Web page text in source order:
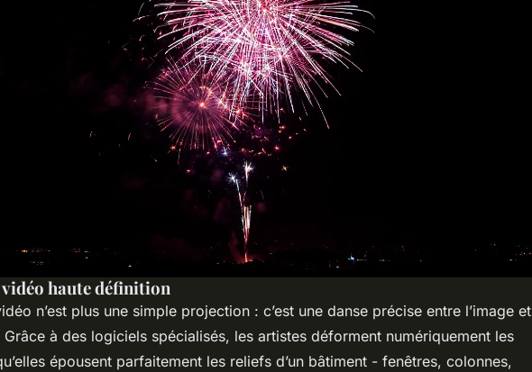
haute définition
n’est plus une simple projection : c’est une danse précise entre l’image et
Grâce à des logiciels spécialisés, les artistes déforment numériquement les
épousent parfaitement les reliefs d’un bâtiment - fenêtres, colonnes,